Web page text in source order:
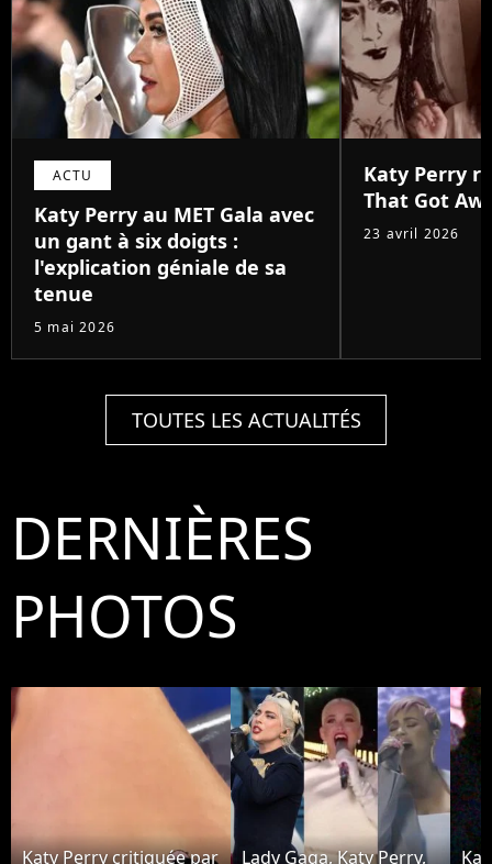
ACTU
Katy Perry au MET Gala avec
un gant à six doigts :
l'explication géniale de sa
tenue
5 mai 2026
Katy Perry
That Got
23 avril 2026
TOUTES LES ACTUALITÉS
DERNIÈRES
PHOTOS
Katy Perry critiquée par Lady Gaga, Katy Perry,